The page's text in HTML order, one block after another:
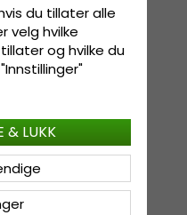
du tillater alle
velg hvilke
og hvilke du
& LUKK